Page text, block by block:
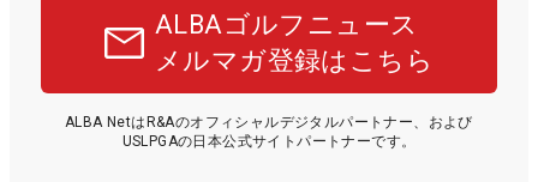
ALBAゴルフニュース
メルマガ登録はこちら
ALBA NetはR&Aのオフィシャルデジタルパートナー、および
USLPGAの日本公式サイトパートナーです。